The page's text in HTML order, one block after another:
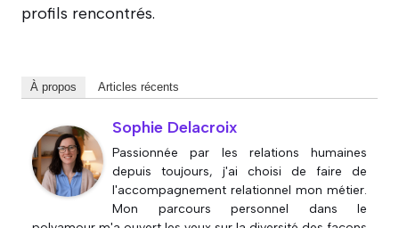
profils rencontrés.
À propos Articles récents
Sophie Delacroix
Passionnée par les relations humaines
depuis toujours, j'ai choisi de faire de
l'accompagnement relationnel mon métier.
Mon parcours personnel dans le